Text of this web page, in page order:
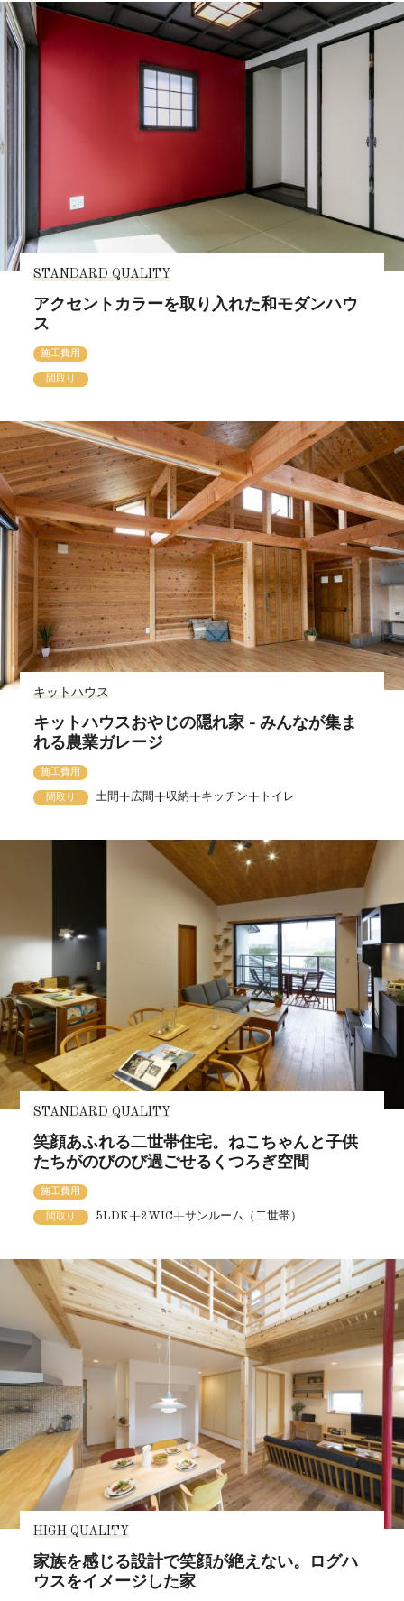
STANDARD QUALITY
アクセントカラーを取り入れた和モダンハウ
ス
施工費用
間取り
キットハウス
キットハウスおやじの隠れ家 - みんなが集ま
れる農業ガレージ
施工費用
間取り 土間+広間+収納+キッチン+トイレ
STANDARD QUALITY
笑顔あふれる二世帯住宅。ねこちゃんと子供
たちがのびのび過ごせるくつろぎ空間
施工費用
間取り 5LDK+2WIC+サンルーム（二世帯）
HIGH QUALITY
家族を感じる設計で笑顔が絶えない。ログハ
ウスをイメージした家